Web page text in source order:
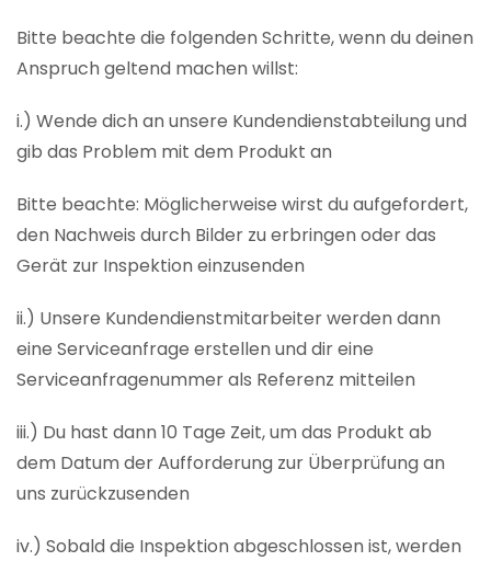
Bitte beachte die folgenden Schritte, wenn du deinen
Anspruch geltend machen willst:
i.) Wende dich an unsere Kundendienstabteilung und
gib das Problem mit dem Produkt an
Bitte beachte: Möglicherweise wirst du aufgefordert,
den Nachweis durch Bilder zu erbringen oder das
Gerät zur Inspektion einzusenden
ii.) Unsere Kundendienstmitarbeiter werden dann
eine Serviceanfrage erstellen und dir eine
Serviceanfragenummer als Referenz mitteilen
iii.) Du hast dann 10 Tage Zeit, um das Produkt ab
dem Datum der Aufforderung zur Überprüfung an
uns zurückzusenden
iv.) Sobald die Inspektion abgeschlossen ist, werden